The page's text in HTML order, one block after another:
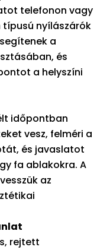
telefonon vagy
típusú nyílászárók
a
és
a helyszíni
időpontban
vesz, felméri a
és javaslatot
fa ablakokra. A
az
rejtett